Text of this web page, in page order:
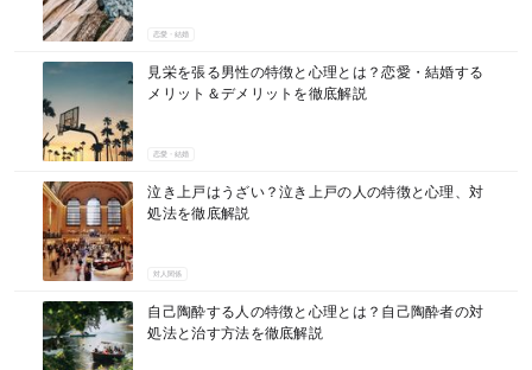
恋愛・結婚
見栄を張る男性の特徴と心理とは？恋愛・結婚する
メリット＆デメリットを徹底解説
恋愛・結婚
泣き上戸はうざい？泣き上戸の人の特徴と心理、対
処法を徹底解説
対人関係
自己陶酔する人の特徴と心理とは？自己陶酔者の対
処法と治す方法を徹底解説